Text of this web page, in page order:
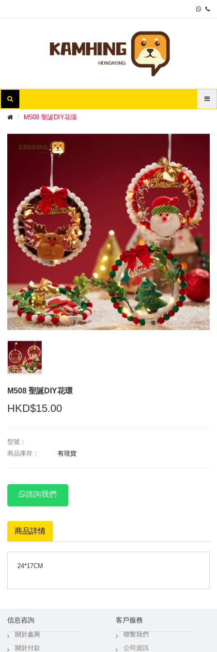
M508 聖誕DIY花環
M508 聖誕DIY花環
HKD$15.00
型號：
商品庫存：
有現貨
諮詢我們
商品詳情
24*17CM
信息咨詢
關於鑫興
關於付款
客戶服務
聯繫我們
公司資訊